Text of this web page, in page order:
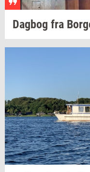
Dag­bog fra